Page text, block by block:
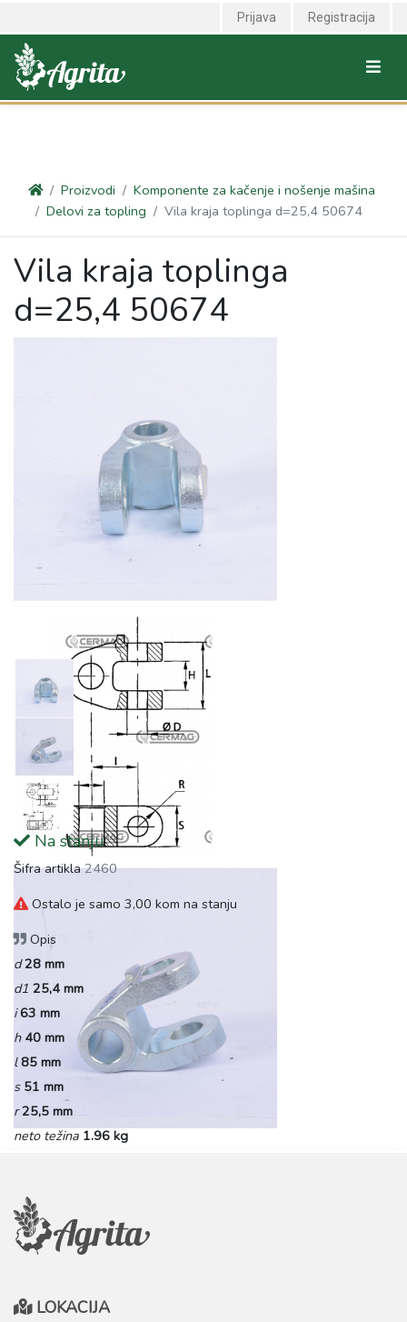
<link rel="canonical" href="https://agrita.rs/proizvodi/komponente-za-
kacenje-i-nosenje-masina/delovi-za-topling/vila-kraja-toplinga-
d254-50674" />
Prijava Registracija
Proizvodi
Komponente za kačenje i nošenje mašina
Delovi za topling
Vila kraja toplinga d=25,4 50674
Vila kraja toplinga
d=25,4 50674
Na stanju
Šifra artikla2460
Ostalo je samo 3,00 kom na stanju
Opis
d 28 mm
d1 25,4 mm
i 63 mm
h 40 mm
l 85 mm
s 51 mm
r 25,5 mm
neto težina 1.96 kg
LOKACIJA